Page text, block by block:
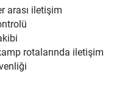
arası iletişim
rotalarında iletişim